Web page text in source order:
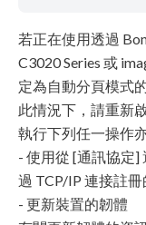
若正在使用透過
C3020 Series 或
定為自動分頁模式
此情況下，請重新
執行下列任一操作
- 使用從 [通訊協定]
過 TCP/IP 連接註
- 更新裝置的韌體